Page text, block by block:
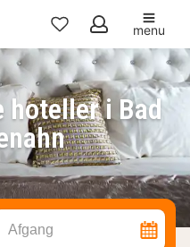
Mine
favoritter
menu
hoteller i Bad
Afgang